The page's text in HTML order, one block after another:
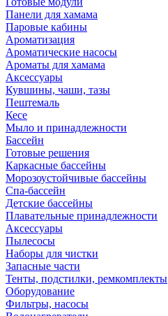
Панели для хамама
Паровые кабины
Ароматизация
Ароматические насосы
Ароматы для хамама
Аксессуары
Кувшины, чаши, тазы
Пештемаль
Кесе
Мыло и принадлежности
Бассейн
Готовые решения
Каркасные бассейны
Морозоустойчивые бассейны
Спа-бассейн
Детские бассейны
Плавательные принадлежности
Аксессуары
Пылесосы
Наборы для чистки
Запасные части
Тенты, подстилки, ремкомплекты
Оборудование
Фильтры, насосы